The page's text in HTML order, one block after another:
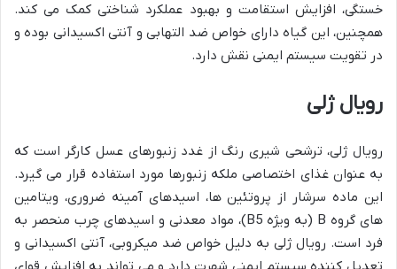
خستگی، افزایش استقامت و بهبود عملکرد شناختی کمک می کند.
همچنین، این گیاه دارای خواص ضد التهابی و آنتی اکسیدانی بوده و
در تقویت سیستم ایمنی نقش دارد.
رویال ژلی
رویال ژلی، ترشحی شیری رنگ از غدد زنبورهای عسل کارگر است که
به عنوان غذای اختصاصی ملکه زنبورها مورد استفاده قرار می گیرد.
این ماده سرشار از پروتئین ها، اسیدهای آمینه ضروری، ویتامین
های گروه B (به ویژه B5)، مواد معدنی و اسیدهای چرب منحصر به
فرد است. رویال ژلی به دلیل خواص ضد میکروبی، آنتی اکسیدانی و